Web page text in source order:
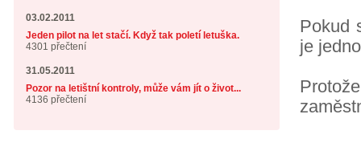
03.02.2011
Jeden pilot na let stačí. Když tak poletí letuška.
4301 přečtení
31.05.2011
Pozor na letištní kontroly, může vám jít o život...
4136 přečtení
Pokud
je